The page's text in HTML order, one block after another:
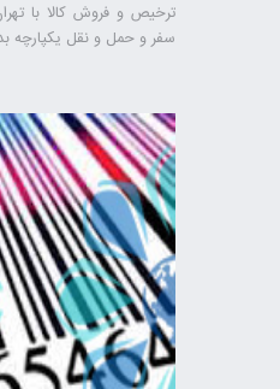
ترخیص و فروش کالا با
سفر و حمل ‌و نقل یکپارچه